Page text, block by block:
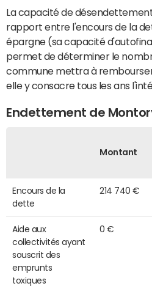
La capacité de
rapport entre l'encours de la
épargne (sa capacité
permet de déterminer le
commune mettra à
elle y consacre tous les ans
Endettement de
Montant
Encours de la
dette
214 740 €
Aide aux
collectivités ayant
souscrit des
emprunts
toxiques
0 €